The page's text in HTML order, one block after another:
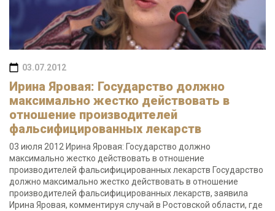
03.07.2012
Ирина Яровая: Государство должно
максимально жестко действовать в
отношение производителей
фальсифицированных лекарств
03 июля 2012 Ирина Яровая: Государство должно
максимально жестко действовать в отношение
производителей фальсифицированных лекарств Государство
должно максимально жестко действовать в отношение
производителей фальсифицированных лекарств, заявила
Ирина Яровая, комментируя случай в Ростовской области, где